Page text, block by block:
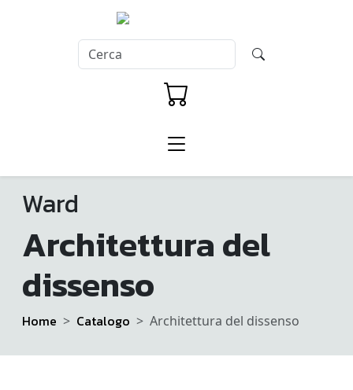
Ward
Architettura del
dissenso
Home Catalogo Architettura del dissenso